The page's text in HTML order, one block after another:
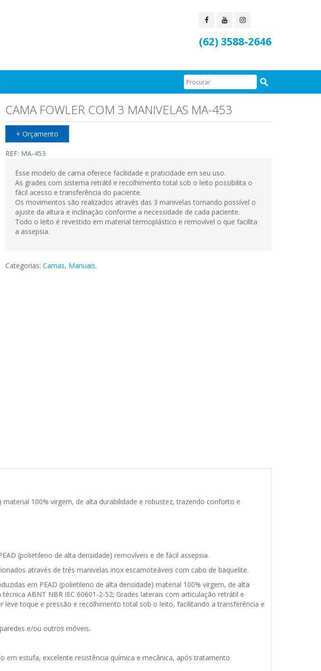
(62) 3588-2646
CAMA FOWLER COM 3 MANIVELAS MA-453
+ Orçamento
REF: MA-453
Esse modelo de cama oferece facilidade e praticidade em seu uso.
As grades com sistema retrátil e recolhimento total sob o leito possibilita o
fácil acesso e transferência do paciente.
Os movimentos são realizados através das 3 manivelas tornando possível o
ajuste da altura e inclinação conforme a necessidade de cada paciente.
Todo o leito é revestido em material termoplástico e removível o que facilita
a assepsia.
Categorias: Camas, Manuais.
material 100% virgem, de alta durabilidade e robustez, trazendo conforto e
(polietileno de alta densidade) removíveis e de fácil assepsia.
através de três manivelas inox escamoteáveis com cabo de baquelite.
em PEAD (polietileno de alta densidade) material 100% virgem, de alta
ABNT NBR IEC 60601-2-52; Grades laterais com articulação retrátil e
toque e pressão e recolhimento total sob o leito, facilitando a transferência e
e/ou outros móveis.
em estufa, excelente resistência química e mecânica, após tratamento